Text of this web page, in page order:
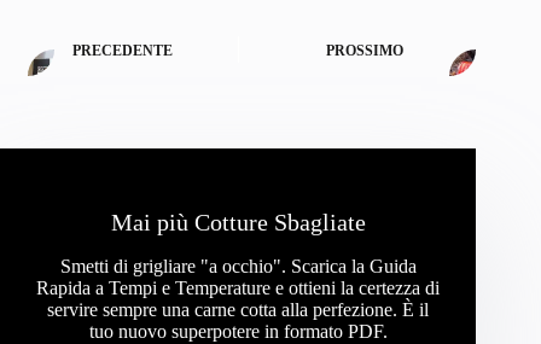
PRECEDENTE PROSSIMO
Mai più Cotture Sbagliate
Smetti di grigliare "a occhio". Scarica la Guida
Rapida a Tempi e Temperature e ottieni la certezza di
servire sempre una carne cotta alla perfezione. È il
tuo nuovo superpotere in formato PDF.